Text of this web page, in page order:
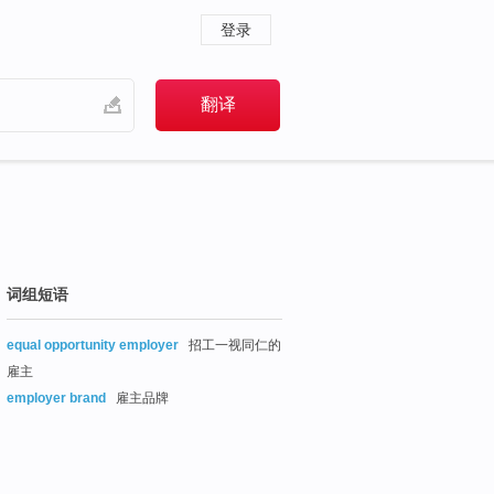
登录
词组短语
equal opportunity employer
招工一视同仁的
雇主
employer brand
雇主品牌